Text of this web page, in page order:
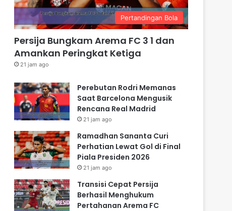
Pertandingan Bola
Persija Bungkam Arema FC 3 1 dan
Amankan Peringkat Ketiga
21 jam ago
Perebutan Rodri Memanas
Saat Barcelona Mengusik
Rencana Real Madrid
21 jam ago
Ramadhan Sananta Curi
Perhatian Lewat Gol di Final
Piala Presiden 2026
21 jam ago
Transisi Cepat Persija
Berhasil Menghukum
Pertahanan Arema FC